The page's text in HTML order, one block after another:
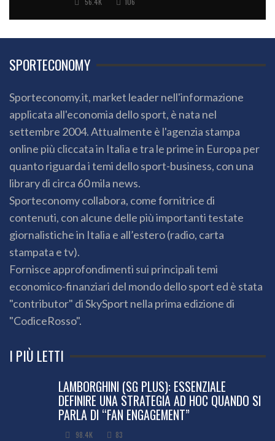
SPORTECONOMY
Sporteconomy.it, market leader nell'informazione
applicata all'economia dello sport, è nata nel
settembre 2004. Attualmente è l'agenzia stampa
online più cliccata in Italia e tra le prime in Europa per
quanto riguarda i temi dello sport-business, con una
library di circa 60 mila news.
Sporteconomy collabora, come fornitrice di
contenuti, con alcune delle più importanti testate
giornalistiche in Italia e all’estero (radio, carta
stampata e tv).
Fornisce approfondimenti sui principali temi
economico-finanziari del mondo dello sport ed è stata
"contributor" di SkySport nella prima edizione di
"CodiceRosso".
I PIÙ LETTI
LAMBORGHINI (SG PLUS): ESSENZIALE
DEFINIRE UNA STRATEGIA AD HOC QUANDO SI
PARLA DI “FAN ENGAGEMENT”
98.4K 83